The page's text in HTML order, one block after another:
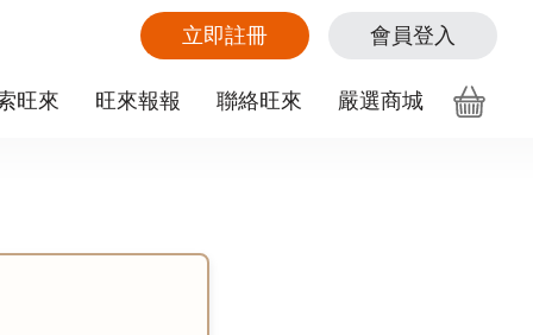
立即註冊 會員登入
旺來 旺來報報 聯絡旺來 嚴選商城